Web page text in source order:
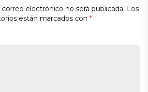
electrónico no será publicada. Los
están marcados con *